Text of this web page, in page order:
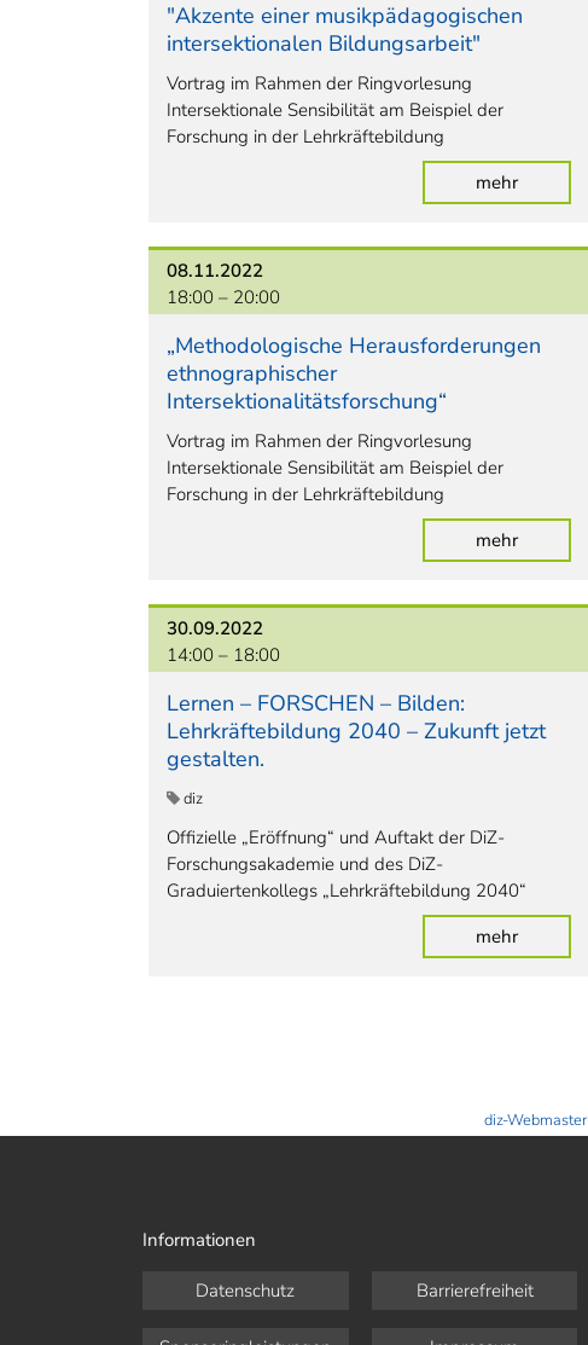
"Akzente einer musikpädagogischen
intersektionalen Bildungsarbeit"
Vortrag im Rahmen der Ringvorlesung
Intersektionale Sensibilität am Beispiel der
Forschung in der Lehrkräftebildung
mehr
08.11.2022
18:00 – 20:00
„Methodologische Herausforderungen
ethnographischer
Intersektionalitätsforschung“
Vortrag im Rahmen der Ringvorlesung
Intersektionale Sensibilität am Beispiel der
Forschung in der Lehrkräftebildung
mehr
30.09.2022
14:00 – 18:00
Lernen – FORSCHEN – Bilden:
Lehrkräftebildung 2040 – Zukunft jetzt
gestalten.
diz
Offizielle „Eröffnung“ und Auftakt der DiZ-
Forschungsakademie und des DiZ-
Graduiertenkollegs „Lehrkräftebildung 2040“
mehr
diz-Webmaster
Informationen
Datenschutz Barrierefreiheit